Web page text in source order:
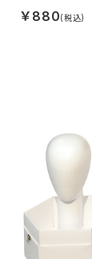
￥880